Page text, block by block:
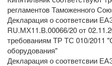
регламентов Таможенного
Декларация о соответсвии
RU.МХ11.В.00066/20 от
требованиям ТР ТС 010/2011
оборудования"
Декларация о соответсвии